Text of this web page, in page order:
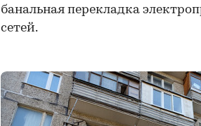
банальная перекладка
сетей.